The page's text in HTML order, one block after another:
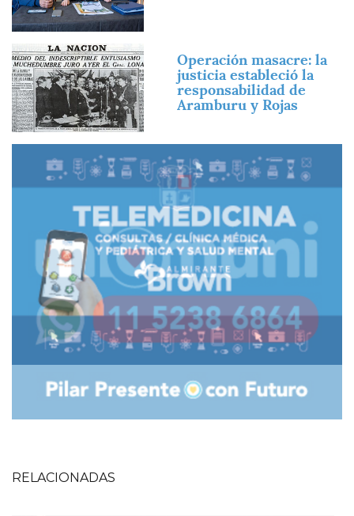
Imagen
Operación masacre: la
justicia estableció la
responsabilidad de
Aramburu y Rojas
RELACIONADAS